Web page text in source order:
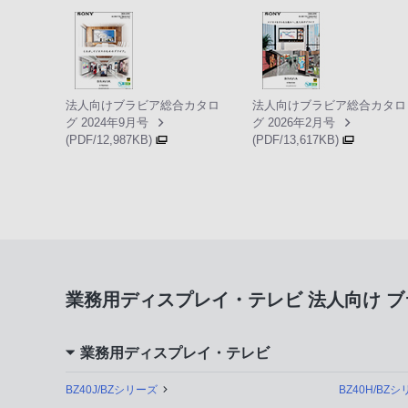
法人向けブラビア総合カタロ
グ 2024年9月号
(PDF/12,987KB)
法人向けブラビア総合カタロ
グ 2026年2月号
(PDF/13,617KB)
業務用ディスプレイ・テレビ 法人向け
業務用ディスプレイ・テレビ
BZ40J/BZシリーズ BZ40H/BZシ